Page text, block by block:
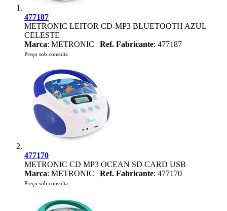
477187
METRONIC LEITOR CD-MP3 BLUETOOTH AZUL
CELESTE
Marca: METRONIC | Ref. Fabricante: 477187
Preço sob consulta
477170
METRONIC CD MP3 OCEAN SD CARD USB
Marca: METRONIC | Ref. Fabricante: 477170
Preço sob consulta